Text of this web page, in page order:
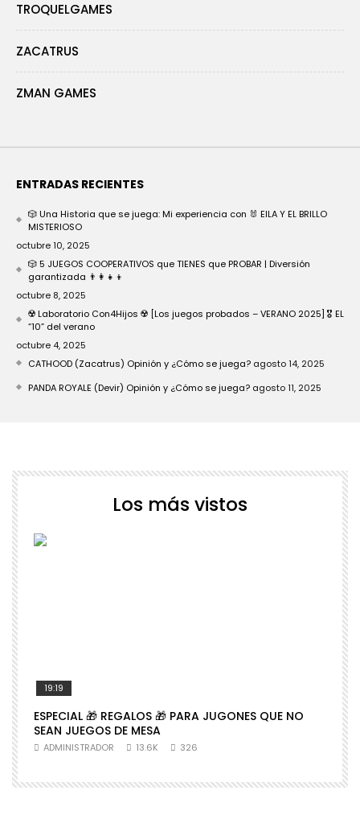
TROQUELGAMES
ZACATRUS
ZMAN GAMES
ENTRADAS RECIENTES
🎲 Una Historia que se juega: Mi experiencia con 🐰 EILA Y EL BRILLO
MISTERIOSO
octubre 10, 2025
🎲 5 JUEGOS COOPERATIVOS que TIENES que PROBAR | Diversión
garantizada 👨‍👩‍👧‍👦
octubre 8, 2025
☢️ Laboratorio Con4Hijos ☢️ [Los juegos probados – VERANO 2025] 🎖️ EL
“10” del verano
octubre 4, 2025
CATHOOD (Zacatrus) Opinión y ¿Cómo se juega? agosto 14, 2025
PANDA ROYALE (Devir) Opinión y ¿Cómo se juega? agosto 11, 2025
Los más vistos
19:19
ESPECIAL 🎁 REGALOS 🎁 PARA JUGONES QUE NO
SEAN JUEGOS DE MESA
ADMINISTRADOR 13.6K 326